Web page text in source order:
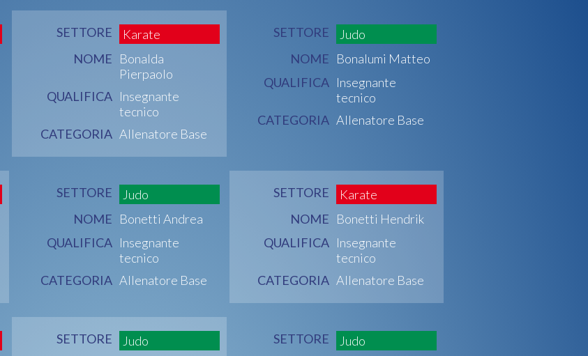
SETTORE
Karate
NOME Bonalda
Pierpaolo
QUALIFICA Insegnante
tecnico
CATEGORIA Allenatore Base
SETTORE
Judo
NOME Bonalumi Matteo
QUALIFICA Insegnante
tecnico
CATEGORIA Allenatore Base
SETTORE
Judo
NOME Bonetti Andrea
QUALIFICA Insegnante
tecnico
CATEGORIA Allenatore Base
SETTORE
Karate
NOME Bonetti Hendrik
QUALIFICA Insegnante
tecnico
CATEGORIA Allenatore Base
SETTORE
Judo
SETTORE
Judo